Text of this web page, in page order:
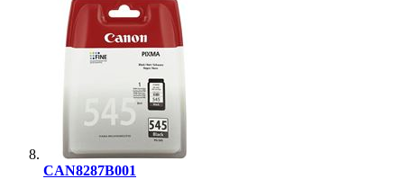
CAN8287B001